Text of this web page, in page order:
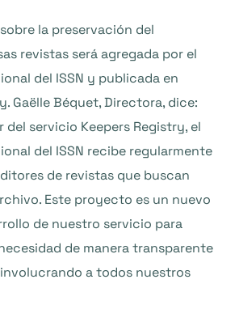
la preservación del
revistas será agregada por el
del ISSN y publicada en
Gaëlle Béquet, Directora, dice:
del servicio Keepers Registry, el
del ISSN recibe regularmente
de revistas que buscan
Este proyecto es un nuevo
de nuestro servicio para
de manera transparente
a todos nuestros